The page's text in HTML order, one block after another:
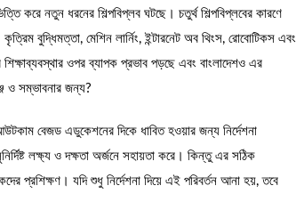
করে নতুন ধরনের শিল্পবিপ্লব ঘটছে। চতুর্থ শিল্পবিপ্লবের কারণে
বুদ্ধিমত্তা, মেশিন লার্নিং, ইন্টারনেট অব থিংস, রোবোটিকস এবং
ওপর ব্যাপক প্রভাব পড়ছে এবং বাংলাদেশও এর
ও সম্ভাবনার জন্য?
বেজড এডুকেশনের দিকে ধাবিত হওয়ার জন্য নির্দেশনা
লক্ষ্য ও দক্ষতা অর্জনে সহায়তা করে। কিন্তু এর সঠিক
প্রশিক্ষণ। যদি শুধু নির্দেশনা দিয়ে এই পরিবর্তন আনা হয়, তবে